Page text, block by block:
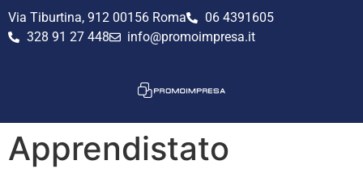
Via Tiburtina, 912 00156 Roma
06 4391605
328 91 27 448
info@promoimpresa.it
Apprendistato